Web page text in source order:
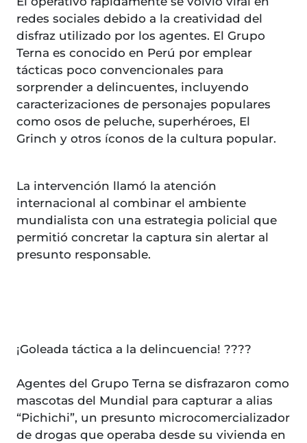
redes sociales debido a la creatividad del
disfraz utilizado por los agentes. El Grupo
Terna es conocido en Perú por emplear
tácticas poco convencionales para
sorprender a delincuentes, incluyendo
caracterizaciones de personajes populares
como osos de peluche, superhéroes, El
Grinch y otros íconos de la cultura popular.
La intervención llamó la atención
internacional al combinar el ambiente
mundialista con una estrategia policial que
permitió concretar la captura sin alertar al
presunto responsable.
¡Goleada táctica a la delincuencia! ????
Agentes del Grupo Terna se disfrazaron como
mascotas del Mundial para capturar a alias
“Pichichi”, un presunto microcomercializador
de drogas que operaba desde su vivienda en